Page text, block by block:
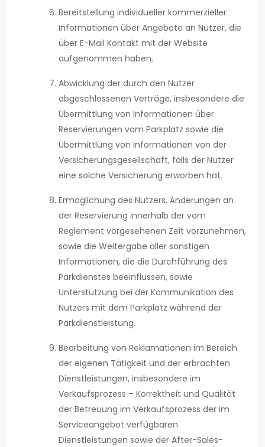
Bereitstellung individueller kommerzieller
Informationen über Angebote an Nutzer, die
über E-Mail Kontakt mit der Website
aufgenommen haben.
Abwicklung der durch den Nutzer
abgeschlossenen Verträge, insbesondere die
Übermittlung von Informationen über
Reservierungen vom Parkplatz sowie die
Übermittlung von Informationen von der
Versicherungsgesellschaft, falls der Nutzer
eine solche Versicherung erworben hat.
Ermöglichung des Nutzers, Änderungen an
der Reservierung innerhalb der vom
Reglement vorgesehenen Zeit vorzunehmen,
sowie die Weitergabe aller sonstigen
Informationen, die die Durchführung des
Parkdienstes beeinflussen, sowie
Unterstützung bei der Kommunikation des
Nutzers mit dem Parkplatz während der
Parkdienstleistung.
Bearbeitung von Reklamationen im Bereich
der eigenen Tätigkeit und der erbrachten
Dienstleistungen, insbesondere im
Verkaufsprozess – Korrektheit und Qualität
der Betreuung im Verkaufsprozess der im
Serviceangebot verfügbaren
Dienstleistungen sowie der After-Sales-